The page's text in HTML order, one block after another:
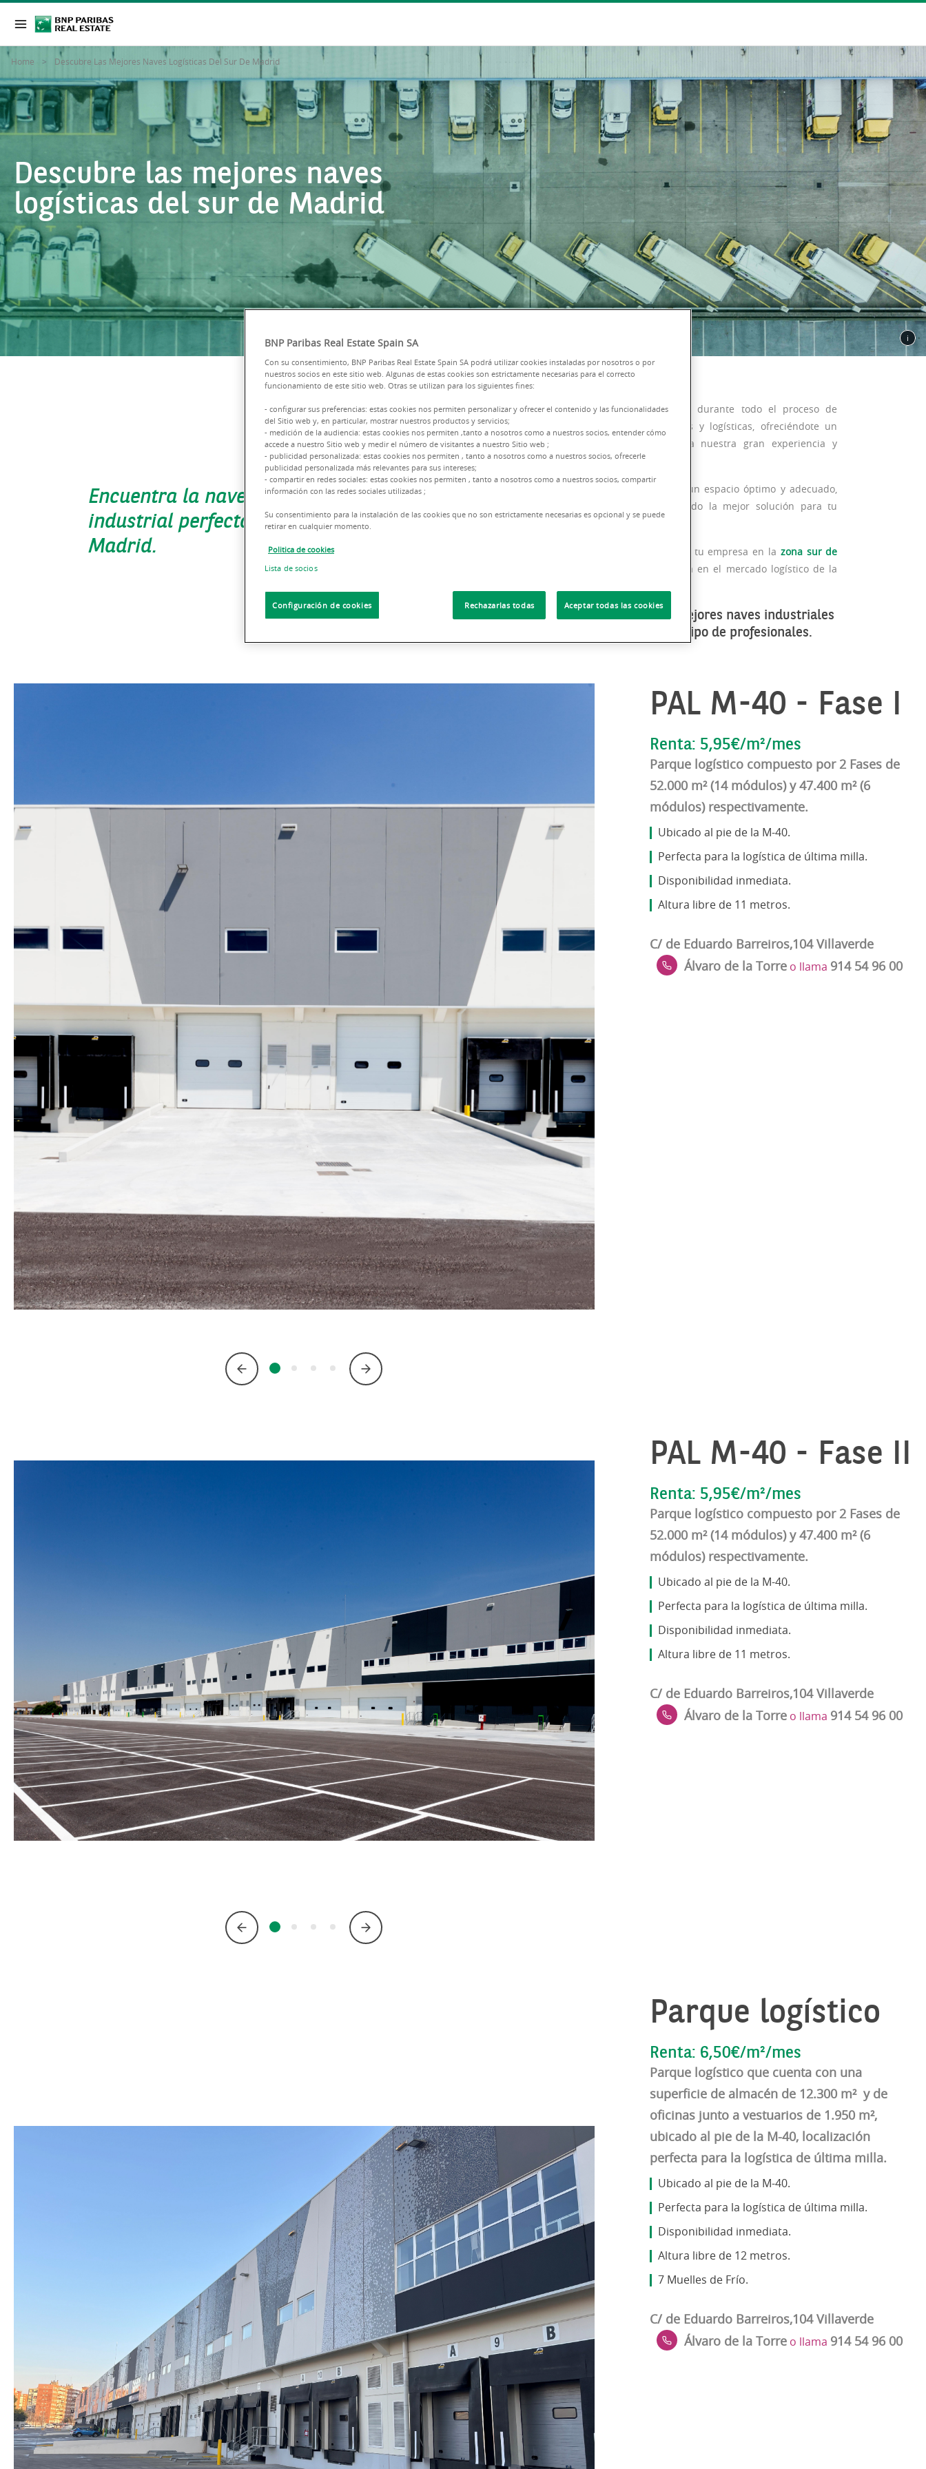
Home Descubre Las Mejores Naves Logísticas Del Sur De Madrid
Descubre las mejores naves
logísticas del sur de Madrid
EnBNP Paribas Real Estatete acompañamos durante todo el proceso de
búsqueda de naves y plataformas industriales y logísticas, ofreciéndote un
servicio integral y hecho a medida gracias a nuestra gran experiencia y
conocimiento del mercado.
Nuestro equipo te asesora en la selección de un espacio óptimo y adecuado,
enfocándose en tus necesidades y consiguiendo la mejor solución para tu
Aprovecha la oportunidad de ubicar o expandir tu empresa en la zona sur de
, localización estratégica y representativa en el mercado logístico de la
Llama al 914 54 96 00 y conoce las mejores naves industriales
y logísticas de la mano de nuestro equipo de profesionales.
Encuentra la nave logística o
industrial perfecta en el sur de
Madrid.
PAL M-40 - Fase I
Renta: 5,95€/m²/mes
Parque logístico compuesto por 2 Fases de
52.000 m² (14 módulos) y 47.400 m² (6
módulos) respectivamente.
Ubicado al pie de la M-40.
Perfecta para la logística de última milla.
Disponibilidad inmediata.
Altura libre de 11 metros.
C/ de Eduardo Barreiros,104 Villaverde
Álvaro de la Torreo llama 914 54 96 00
PAL M-40 - Fase II
Renta: 5,95€/m²/mes
Parque logístico compuesto por 2 Fases de
52.000 m² (14 módulos) y 47.400 m² (6
módulos) respectivamente.
Ubicado al pie de la M-40.
Perfecta para la logística de última milla.
Disponibilidad inmediata.
Altura libre de 11 metros.
C/ de Eduardo Barreiros,104 Villaverde
Álvaro de la Torreo llama 914 54 96 00
Parque logístico
Renta: 6,50€/m²/mes
Parque logístico que cuenta con una
superficie de almacén de 12.300 m² y de
oficinas junto a vestuarios de 1.950 m²,
ubicado al pie de la M-40, localización
perfecta para la logística de última milla.
Ubicado al pie de la M-40.
Perfecta para la logística de última milla.
Disponibilidad inmediata.
Altura libre de 12 metros.
7 Muelles de Frío.
C/ de Eduardo Barreiros,104 Villaverde
Álvaro de la Torreo llama 914 54 96 00
BNP Paribas Real Estate Spain SA
Con su consentimiento, BNP Paribas Real Estate Spain SA podrá utilizar cookies instaladas por nosotros o por
nuestros socios en este sitio web. Algunas de estas cookies son estrictamente necesarias para el correcto
funcionamiento de este sitio web. Otras se utilizan para los siguientes fines:
- configurar sus preferencias: estas cookies nos permiten personalizar y ofrecer el contenido y las funcionalidades
del Sitio web y, en particular, mostrar nuestros productos y servicios;
- medición de la audiencia: estas cookies nos permiten ,tanto a nosotros como a nuestros socios, entender cómo
accede a nuestro Sitio web y medir el número de visitantes a nuestro Sitio web ;
- publicidad personalizada: estas cookies nos permiten , tanto a nosotros como a nuestros socios, ofrecerle
publicidad personalizada más relevantes para sus intereses;
- compartir en redes sociales: estas cookies nos permiten , tanto a nosotros como a nuestros socios, compartir
información con las redes sociales utilizadas ;
Su consentimiento para la instalación de las cookies que no son estrictamente necesarias es opcional y se puede
retirar en cualquier momento.
Politica de cookies
Lista de socios
Configuración de cookies Rechazarlas todas Aceptar todas las cookies